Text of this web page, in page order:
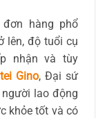
hàng phổ
lên, độ tuổi cụ
nhận và tùy
Gino, Đại sứ
lao động
khỏe tốt và có